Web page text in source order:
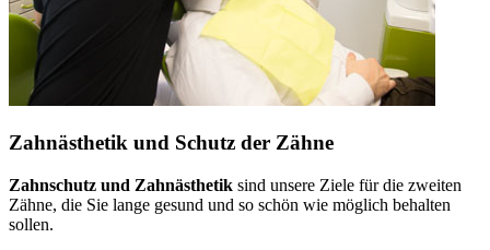
Zahnästhetik und Schutz der Zähne
Zahnschutz und Zahnästhetik sind unsere Ziele für die zweiten
Zähne, die Sie lange gesund und so schön wie möglich behalten
sollen.